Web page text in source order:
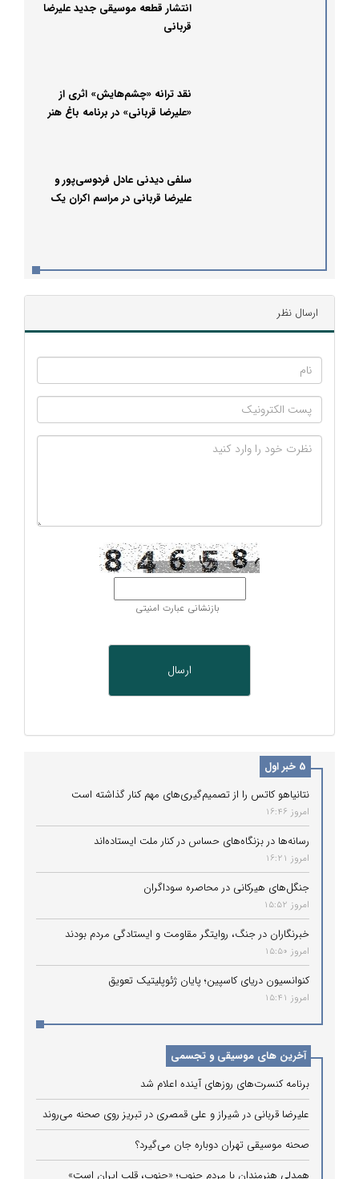
انتشار قطعه موسیقی جدید علیرضا
قربانی
نقد ترانه «چشم‌هایش» اثری از
«علیرضا قربانی» در برنامه باغ هنر
سلفی دیدنی عادل فردوسی‌پور و
علیرضا قربانی در مراسم اکران یک
ارسال نظر
بازنشانی عبارت امنیتی
5 خبر اول
نتانیاهو کاتس را از تصمیم‌گیری‌های مهم کنار گذاشته است
امروز 16:46
رسانه‌ها در بزنگاه‌های حساس در کنار ملت ایستاده‌اند
امروز 16:21
جنگل‌های هیرکانی در محاصره سوداگران
امروز 15:52
خبرنگاران در جنگ، روایتگر مقاومت و ایستادگی مردم بودند
امروز 15:50
کنوانسیون دریای کاسپین؛ پایان ژئوپلیتیک تعویق
امروز 15:41
آخرین های موسیقی و تجسمی
برنامه کنسرت‌های روزهای آینده اعلام شد
علیرضا قربانی در شیراز و علی قمصری در تبریز روی صحنه می‌روند
صحنه موسیقی تهران دوباره جان می‌گیرد؟
همدلی هنرمندان با مردم جنوب؛ «جنوب، قلب ایران است»